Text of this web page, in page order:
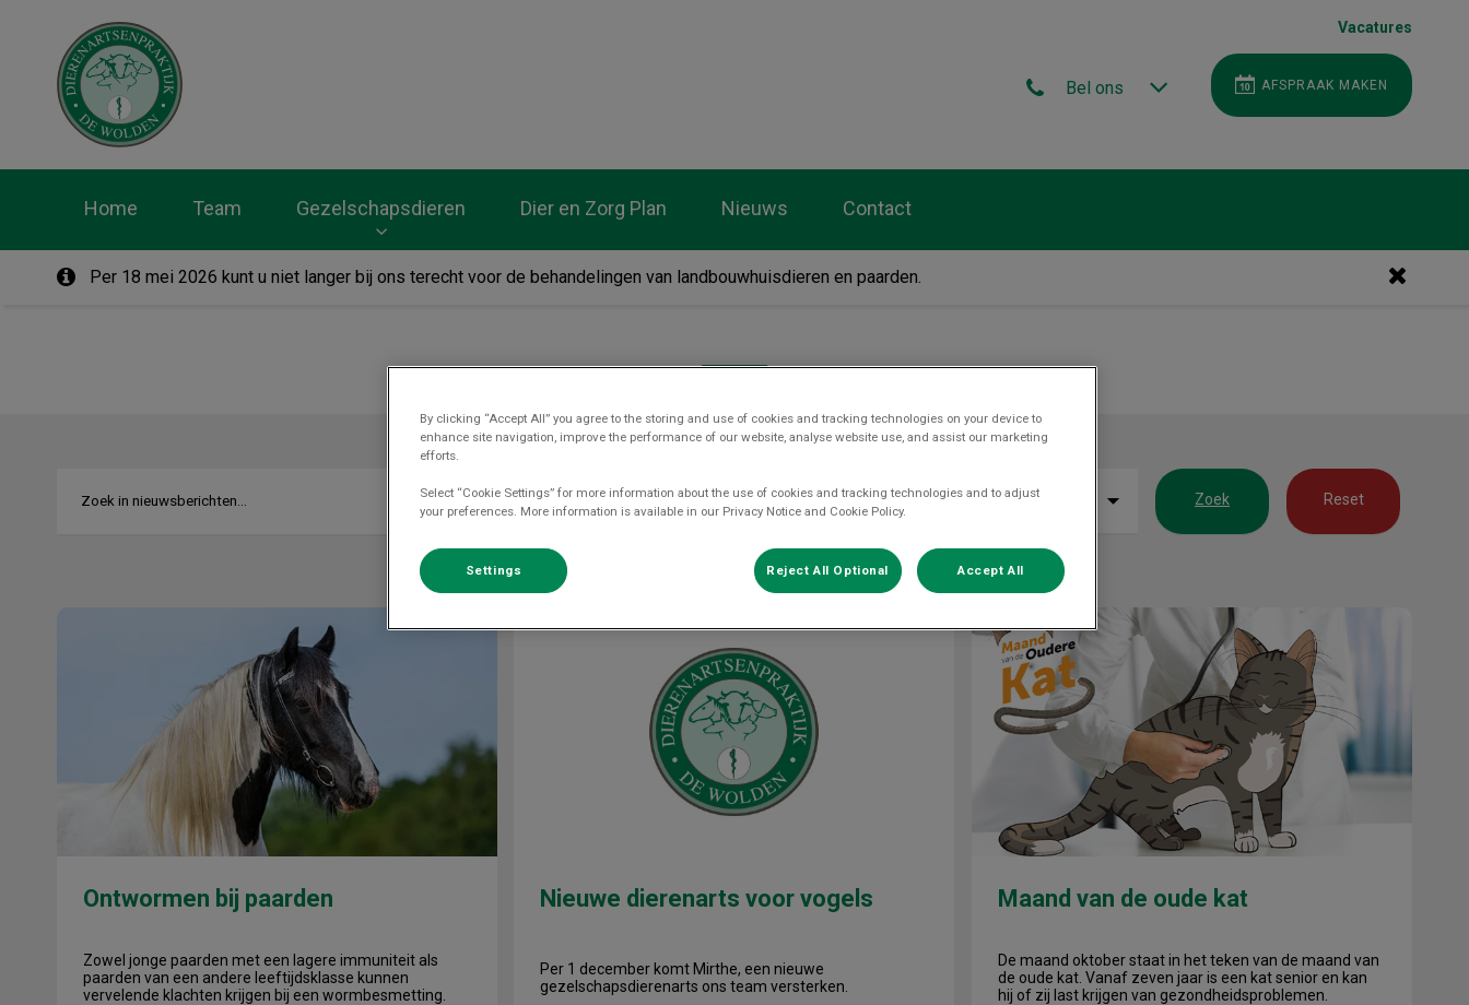
Vacatures
Bel ons AFSPRAAK MAKEN
Home Team Gezelschapsdieren Dier en Zorg Plan Nieuws Contact
Per 18 mei 2026 kunt u niet langer bij ons terecht voor de behandelingen van landbouwhuisdieren en paarden.
Filteren met Zoek Reset
Ontwormen bij paarden
Zowel jonge paarden met een lagere immuniteit als
paarden van een andere leeftijdsklasse kunnen
vervelende klachten krijgen bij een wormbesmetting.
Nieuwe dierenarts voor vogels
Per 1 december komt Mirthe, een nieuwe
gezelschapsdierenarts ons team versterken.
Maand van de oude kat
Maand van de oude kat
De maand oktober staat in het teken van de maand van
de oude kat. Vanaf zeven jaar is een kat senior en kan
hij of zij last krijgen van gezondheidsproblemen.
By clicking “Accept All” you agree to the storing and use of cookies and tracking technologies on your device to
enhance site navigation, improve the performance of our website, analyse website use, and assist our marketing
efforts.
Select “Cookie Settings” for more information about the use of cookies and tracking technologies and to adjust
your preferences. More information is available in our Privacy Notice and Cookie Policy.
Settings Reject All Optional Accept All